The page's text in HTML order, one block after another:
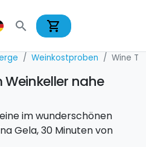
search shopping_cart
Weinkostproben Wine
nahe
im wunderschönen
Gela, 30 Minuten von